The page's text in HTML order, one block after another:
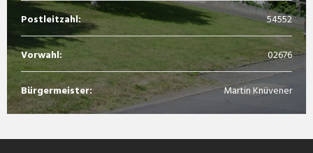
Postleitzahl: 54552
Vorwahl: 02676
Bürgermeister: Martin Knüvener